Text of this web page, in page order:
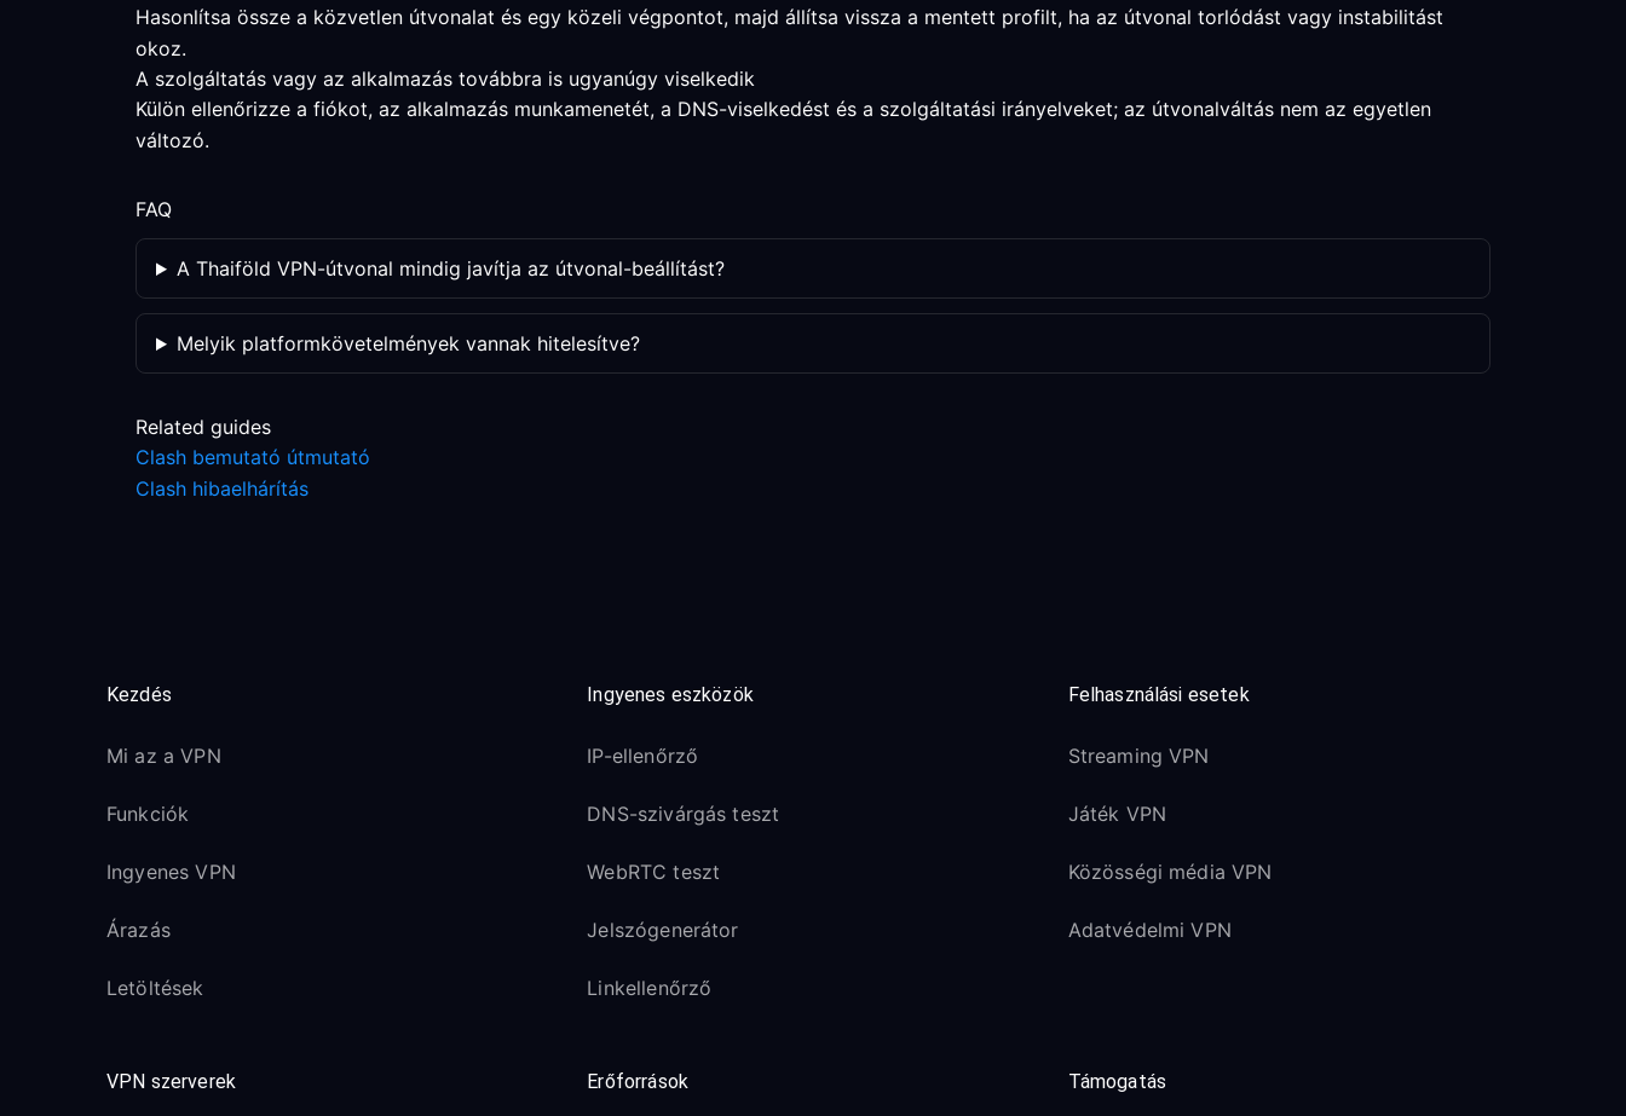
Hasonlítsa össze a közvetlen útvonalat és egy közeli végpontot, majd állítsa vissza a mentett profilt, ha az útvonal torlódást vagy instabilitást
okoz.
A szolgáltatás vagy az alkalmazás továbbra is ugyanúgy viselkedik
Külön ellenőrizze a fiókot, az alkalmazás munkamenetét, a DNS-viselkedést és a szolgáltatási irányelveket; az útvonalváltás nem az egyetlen
változó.
FAQ
A Thaiföld VPN-útvonal mindig javítja az útvonal-beállítást?
Melyik platformkövetelmények vannak hitelesítve?
Related guides
Clash bemutató útmutató
Clash hibaelhárítás
Kezdés
Mi az a VPN
Funkciók
Ingyenes VPN
Árazás
Letöltések
Ingyenes eszközök
IP-ellenőrző
DNS-szivárgás teszt
WebRTC teszt
Jelszógenerátor
Linkellenőrző
Felhasználási esetek
Streaming VPN
Játék VPN
Közösségi média VPN
Adatvédelmi VPN
VPN szerverek Erőforrások Támogatás